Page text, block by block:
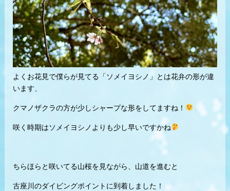
よくお花見で僕らが見てる「ソメイヨシノ」とは花弁の形が違
います、
クマノザクラの方が少しシャープな形をしてますね！
咲く時期はソメイヨシノよりも少し早いですかね
ちらほらと咲いてる山桜を見ながら、山道を進むと
古座川のダイビングポイントに到着しました！